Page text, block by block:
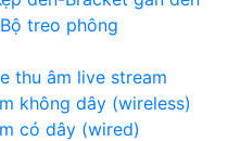
treo phông
thu âm live stream
không dây (wireless)
có dây (wired)